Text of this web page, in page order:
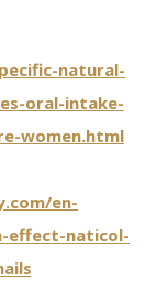
natural-
oral-intake-
women.html
en-
effect-naticol-